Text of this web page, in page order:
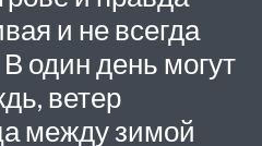
и не всегда
один день могут
ветер
между зимой